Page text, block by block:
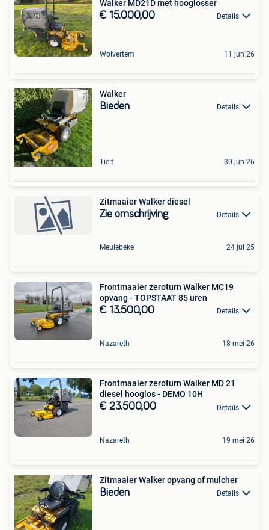
Walker MD21D met hooglosser
€ 15.000,00 Details
Wolvertem 11 jun 26
Walker
Bieden Details
Tielt 30 jun 26
Zitmaaier Walker diesel
Zie omschrijving Details
Meulebeke 24 jul 25
Frontmaaier zeroturn Walker MC19
opvang - TOPSTAAT 85 uren
€ 13.500,00 Details
Nazareth 18 mei 26
Frontmaaier zeroturn Walker MD 21
diesel hooglos - DEMO 10H
€ 23.500,00 Details
Nazareth 19 mei 26
Zitmaaier Walker opvang of mulcher
Bieden Details